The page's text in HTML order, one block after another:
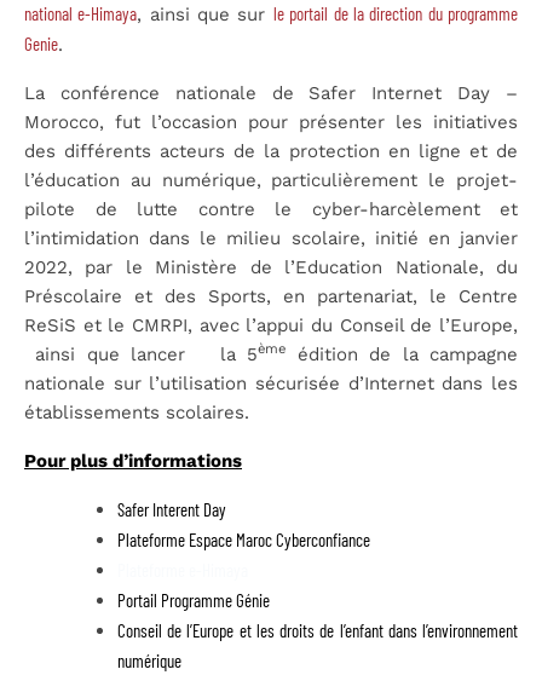
national e-Himaya, ainsi que sur le portail de la direction du programme
Genie.
La conférence nationale de Safer Internet Day –
Morocco, fut l’occasion pour présenter les initiatives
des différents acteurs de la protection en ligne et de
l’éducation au numérique, particulièrement le projet-
pilote de lutte contre le cyber-harcèlement et
l’intimidation dans le milieu scolaire, initié en janvier
2022, par le Ministère de l’Education Nationale, du
Préscolaire et des Sports, en partenariat, le Centre
ReSiS et le CMRPI, avec l’appui du Conseil de l’Europe,
ainsi que lancer la 5ème
édition de la campagne
nationale sur l’utilisation sécurisée d’Internet dans les
établissements scolaires.
Pour plus d’informations
Safer Interent Day
Plateforme Espace Maroc Cyberconfiance
Portail Programme Génie
Conseil de l’Europe et les droits de l’enfant dans l’environnement
numérique